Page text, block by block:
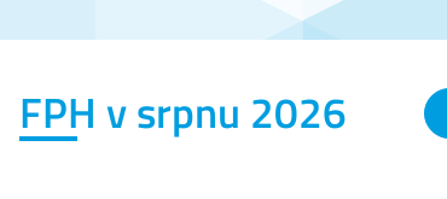
akcí
FPH v srpnu 2026